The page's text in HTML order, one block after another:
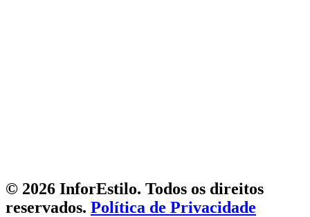
© 2026 InforEstilo. Todos os direitos
reservados. Política de Privacidade